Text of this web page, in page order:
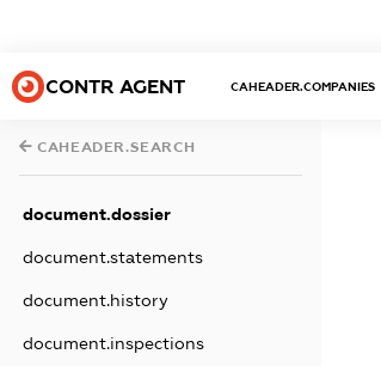
CONTR AGENT CAHEADER.COMPANIES
CAHEADER.SEARCH
document.dossier
document.statements
document.history
document.inspections